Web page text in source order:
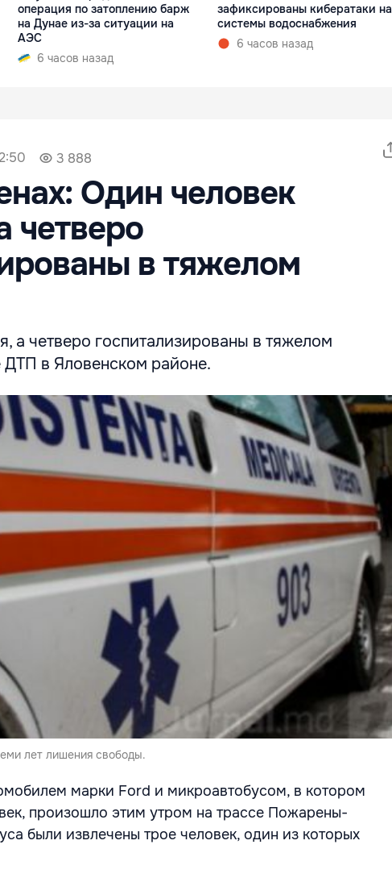
операция по затоплению барж
на Дунае из-за ситуации на
АЭС
6 часов назад
зафиксированы кибератаки на
системы водоснабжения
6 часов назад
3 888
Один человек
четверо
в тяжелом
а четверо госпитализированы в тяжелом
ДТП в Яловенском районе.
лет лишения свободы.
марки Ford и микроавтобусом, в котором
произошло этим утром на трассе Пожарены-
были извлечены трое человек, один из которых